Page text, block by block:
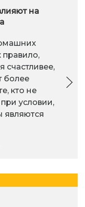
на
правило,
счастливее,
более
кто не
условии,
являются